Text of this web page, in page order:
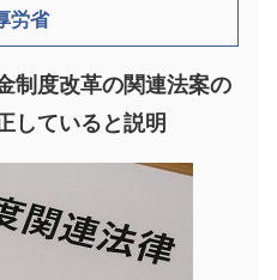
労省
制度改革の関連法案の
していると説明